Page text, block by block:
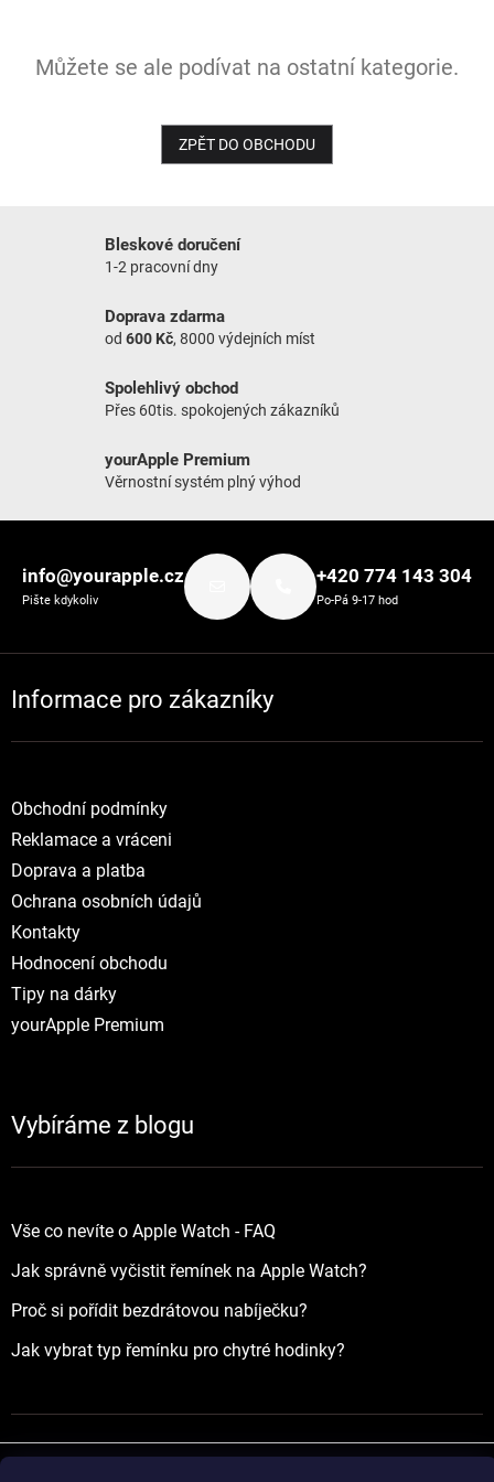
Můžete se ale podívat na ostatní kategorie.
ZPĚT DO OBCHODU
Bleskové doručení
1-2 pracovní dny
Doprava zdarma
od 600 Kč, 8000 výdejních míst
Spolehlivý obchod
Přes 60tis. spokojených zákazníků
yourApple Premium
Věrnostní systém plný výhod
info@yourapple.cz
Pište kdykoliv
+420 774 143 304
Po-Pá 9-17 hod
Informace pro zákazníky
Obchodní podmínky
Reklamace a vráceni
Doprava a platba
Ochrana osobních údajů
Kontakty
Hodnocení obchodu
Tipy na dárky
yourApple Premium
Vybíráme z blogu
Vše co nevíte o Apple Watch - FAQ
Jak správně vyčistit řemínek na Apple Watch?
Proč si pořídit bezdrátovou nabíječku?
Jak vybrat typ řemínku pro chytré hodinky?